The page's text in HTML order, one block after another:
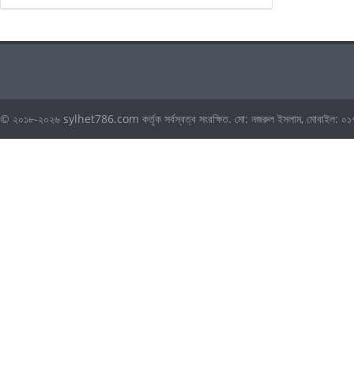
© ২০১৮-২০২৬ sylhet786.com কর্তৃক সর্বস্বত্ব সংরক্ষিত. মো: নজরুল ইসলাম,